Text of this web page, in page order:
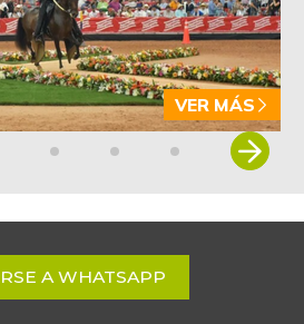
VER MÁS
A WHATSAPP